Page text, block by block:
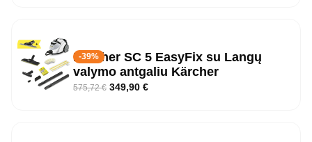
-39%
Kärcher SC 5 EasyFix su Langų
valymo antgaliu Kärcher
575,72€ 349,90 €